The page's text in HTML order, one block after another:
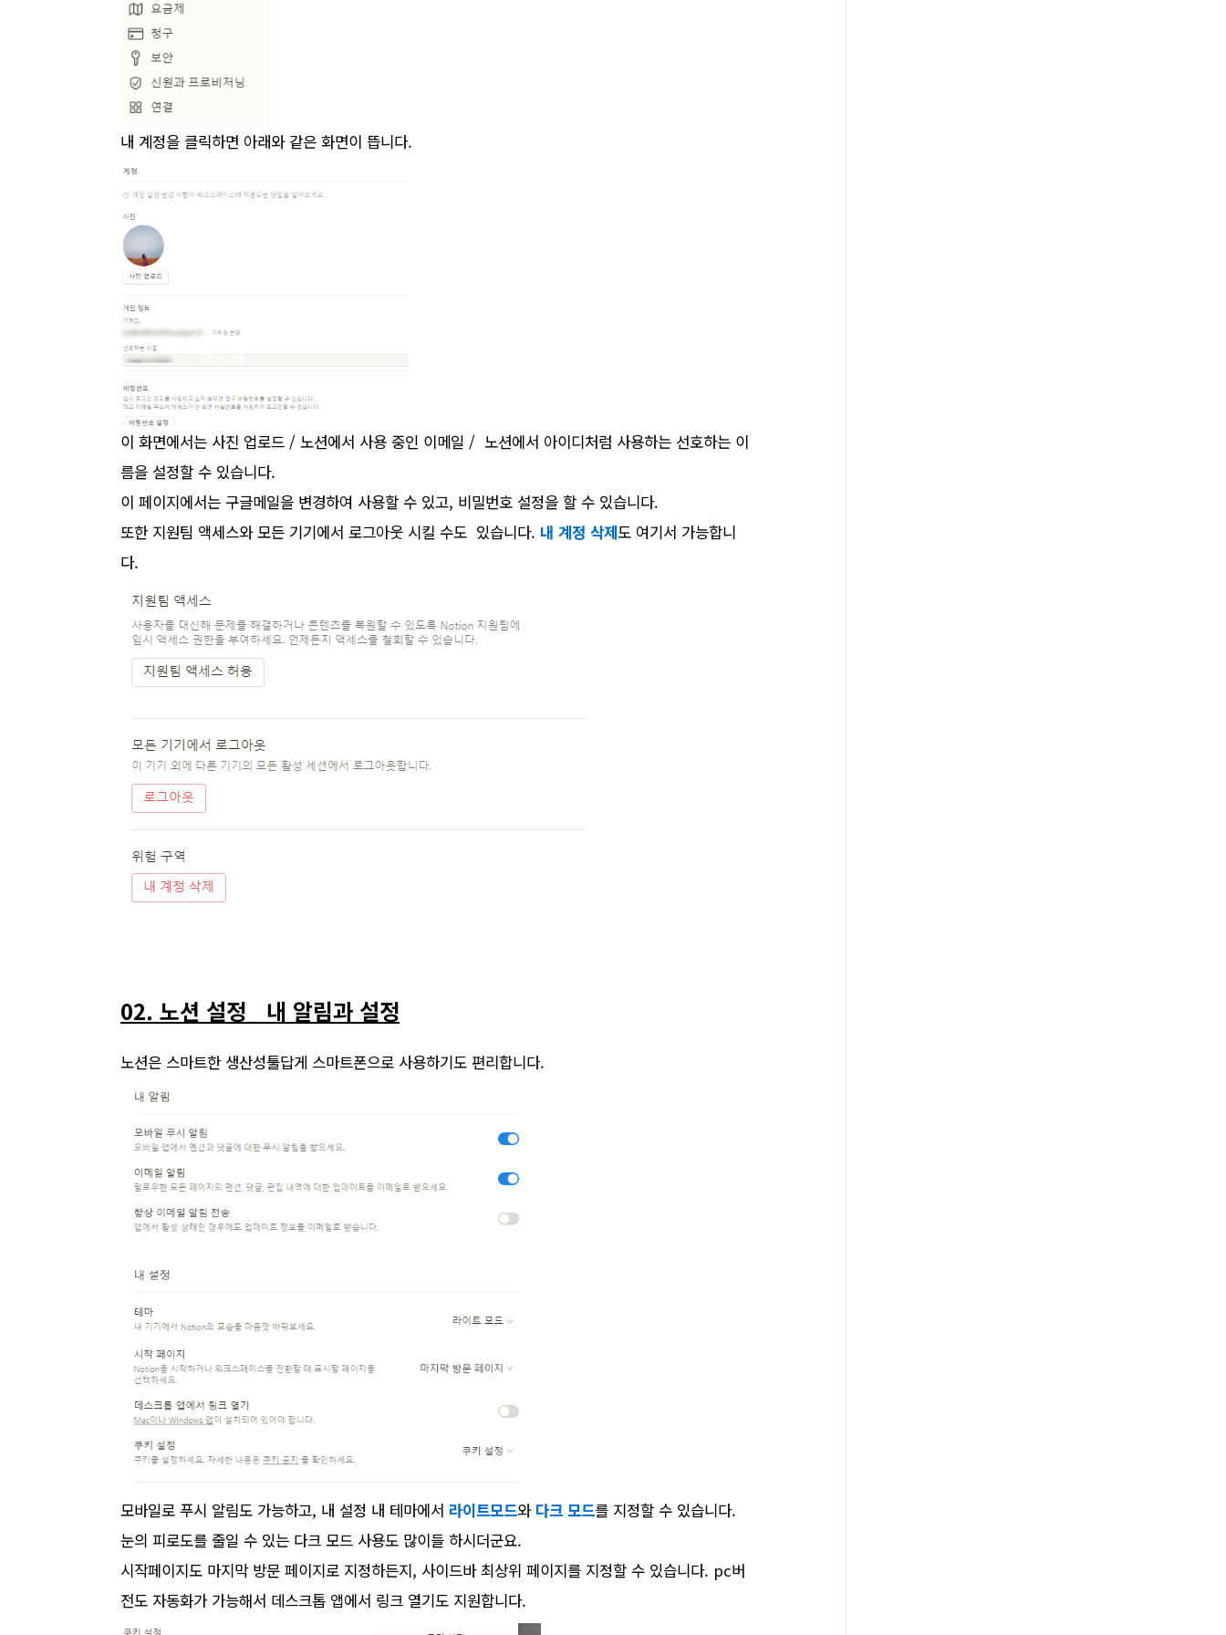
내 계정을 클릭하면 아래와 같은 화면이 뜹니다.
이 화면에서는 사진 업로드 / 노션에서 사용 중인 이메일 / 노션에서 아이디처럼 사용하는 선호하는 이
름을 설정할 수 있습니다.
이 페이지에서는 구글메일을 변경하여 사용할 수 있고, 비밀번호 설정을 할 수 있습니다.
또한 지원팀 액세스와 모든 기기에서 로그아웃 시킬 수도 있습니다. 내 계정 삭제도 여기서 가능합니
다.
02. 노션 설정 내 알림과 설정
노션은 스마트한 생산성툴답게 스마트폰으로 사용하기도 편리합니다.
모바일로 푸시 알림도 가능하고, 내 설정 내 테마에서 라이트모드와 다크 모드를 지정할 수 있습니다.
눈의 피로도를 줄일 수 있는 다크 모드 사용도 많이들 하시더군요.
시작페이지도 마지막 방문 페이지로 지정하든지, 사이드바 최상위 페이지를 지정할 수 있습니다. pc버
전도 자동화가 가능해서 데스크톱 앱에서 링크 열기도 지원합니다.